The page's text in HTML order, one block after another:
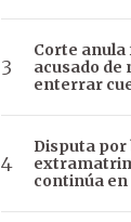
Corte anula
acusado de
enterrar
Disputa por
continúa